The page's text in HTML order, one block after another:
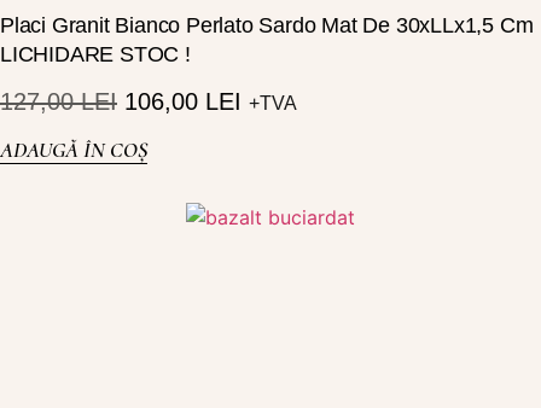
Placi Granit Bianco Perlato Sardo Mat De 30xLLx1,5 Cm
LICHIDARE STOC !
127,00LEI 106,00 LEI +TVA
ADAUGĂ ÎN COȘ